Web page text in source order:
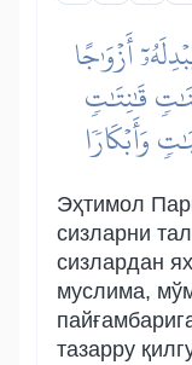
أَزۡوَٰجًا
قَٰنِتَٰتٖ
Эҳтимол
сизларни
сизлардан
муслима,
тазарру